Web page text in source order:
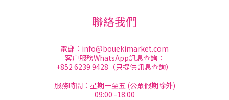
聯絡我們
電郵： info@bouekimarket.com
客户服務WhatsApp訊息查詢：
+852 6239 9428（只提供訊息查詢）
服務時間：星期一至五 (公眾假期除外)
09:00 -18:00